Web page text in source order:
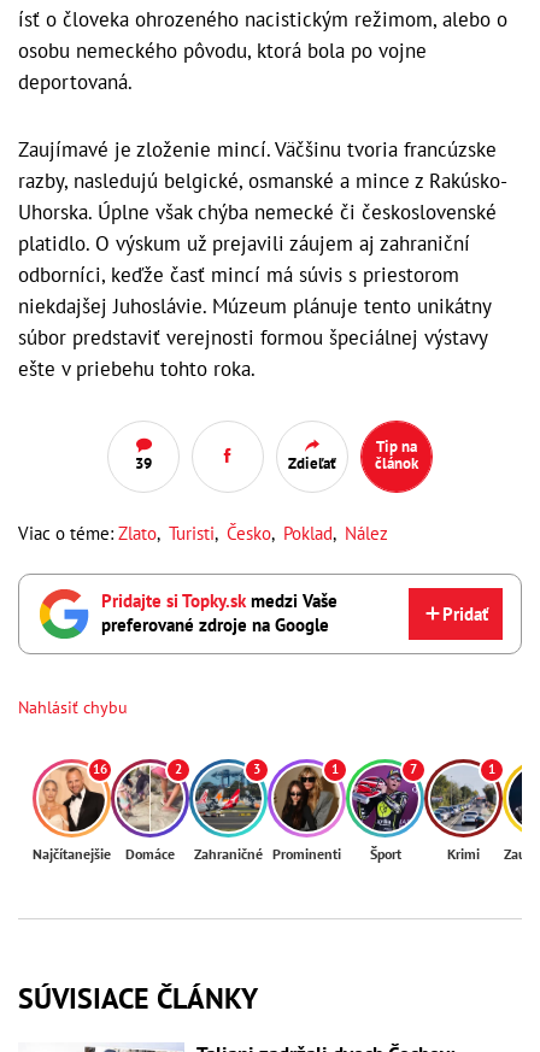
ísť o človeka ohrozeného nacistickým režimom, alebo o
osobu nemeckého pôvodu, ktorá bola po vojne
deportovaná.
Zaujímavé je zloženie mincí. Väčšinu tvoria francúzske
razby, nasledujú belgické, osmanské a mince z Rakúsko-
Uhorska. Úplne však chýba nemecké či československé
platidlo. O výskum už prejavili záujem aj zahraniční
odborníci, keďže časť mincí má súvis s priestorom
niekdajšej Juhoslávie. Múzeum plánuje tento unikátny
súbor predstaviť verejnosti formou špeciálnej výstavy
ešte v priebehu tohto roka.
39 Zdieľať
Tip na
článok
Viac o téme: Zlato, Turisti, Česko, Poklad, Nález
Pridajte si Topky.skmedzi Vaše
preferované zdroje na Google
Pridať
Nahlásiť chybu
16
Najčítanejšie
2
Domáce
3
Zahraničné
1
Prominenti
7
Šport
1
Krimi
SÚVISIACE ČLÁNKY